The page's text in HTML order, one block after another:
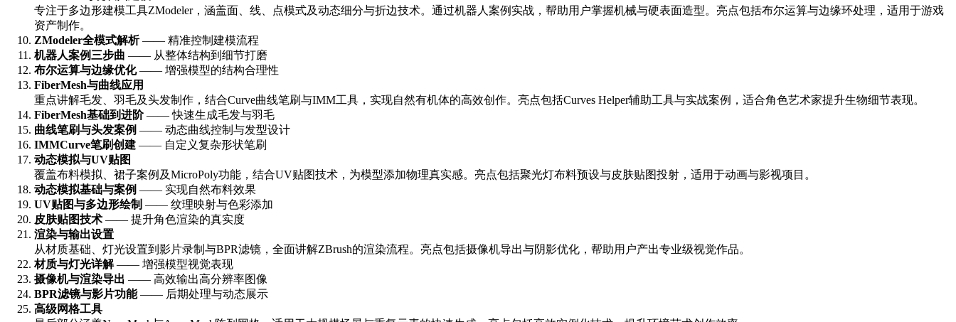
专注于多边形建模工具ZModeler，涵盖面、线、点模式及动态细分与折边技术。通过机器人案例实战，帮助用户掌握机械与硬表面造型。亮点包括布尔运算与边缘环处理，适用于游戏
资产制作。
ZModeler全模式解析—— 精准控制建模流程
机器人案例三步曲 —— 从整体结构到细节打磨
布尔运算与边缘优化—— 增强模型的结构合理性
FiberMesh与曲线应用
重点讲解毛发、羽毛及头发制作，结合Curve曲线笔刷与IMM工具，实现自然有机体的高效创作。亮点包括Curves Helper辅助工具与实战案例，适合角色艺术家提升生物细节表现。
FiberMesh基础到进阶 —— 快速生成毛发与羽毛
曲线笔刷与头发案例 —— 动态曲线控制与发型设计
IMMCurve笔刷创建 —— 自定义复杂形状笔刷
动态模拟与UV贴图
覆盖布料模拟、裙子案例及MicroPoly功能，结合UV贴图技术，为模型添加物理真实感。亮点包括聚光灯布料预设与皮肤贴图投射，适用于动画与影视项目。
动态模拟基础与案例 —— 实现自然布料效果
UV贴图与多边形绘制 —— 纹理映射与色彩添加
皮肤贴图技术 —— 提升角色渲染的真实度
渲染与输出设置
从材质基础、灯光设置到影片录制与BPR滤镜，全面讲解ZBrush的渲染流程。亮点包括摄像机导出与阴影优化，帮助用户产出专业级视觉作品。
材质与灯光详解—— 增强模型视觉表现
摄像机与渲染导出 —— 高效输出高分辨率图像
BPR滤镜与影片功能—— 后期处理与动态展示
高级网格工具